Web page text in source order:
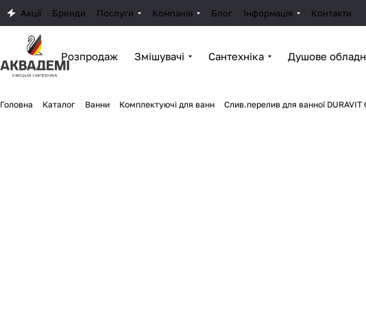
Акції Бренди Послуги Компанія Блог Інформація Контакти
Розпродаж Змішувачі Сантехніка Душове
Головна Каталог Ванни Комплектуючі для ванн Слив.перелив для ванної DURAVIT